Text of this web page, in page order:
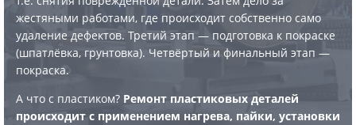
жестяными работами, где происходит собственно само
удаление дефектов. Третий этап — подготовка к покраске
(шпатлёвка, грунтовка). Четвёртый и финальный этап —
покраска.
А что с пластиком? Ремонт пластиковых деталей
происходит с применением нагрева, пайки, установки